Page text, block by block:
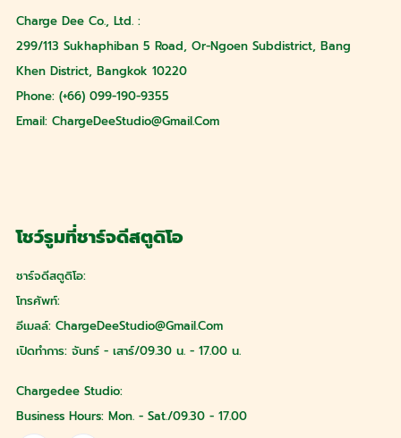
Charge Dee Co., Ltd. :
299/113 Sukhaphiban 5 Road, Or-Ngoen Subdistrict, Bang
Khen District, Bangkok 10220
Phone: (+66) 099-190-9355
Email: ChargeDeeStudio@gmail.com
โชว์รูมที่ชาร์จดีสตูดิโอ
ชาร์จดีสตูดิโอ:
โทรศัพท์:
อีเมลล์: ChargeDeeStudio@gmail.com
เปิดทำการ: จันทร์ - เสาร์/09.30 น. - 17.00 น.
Chargedee Studio:
Business Hours: Mon. - Sat./09.30 - 17.00